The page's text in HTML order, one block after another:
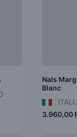
Nals
Blanc
3.960,00